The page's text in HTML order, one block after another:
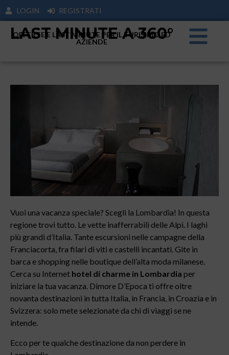
LOGIN REGISTRATI
LAST MINUTE A 360°
OFFERTE E LAST MINUTE PER IL TURISIMO ED
AZIENDE
Vuoi una vacanza speciale? Scegli la Lombardia! In questa
regione trovi tutto. Le vette inafferrabili delle Alpi. I laghi
più grandi d’Italia. Tante escursioni nelle campagne della
Franciacorta, fra filari di viti e castelli incantati. Gite in
barca e shopping nelle boutique dell’alta moda milanese.
Cerca su Internet hotel di charme in Lombardia per
iniziare la tua vacanza. Dimore D’Epoca ti offre oltre
novanta destinazioni in tutta Italia, in Francia, in Croazia e in
Svizzera: solo mete selezionate da chi di viaggi se ne
intende.
Ecco per te qualche destinazione da non perdere in